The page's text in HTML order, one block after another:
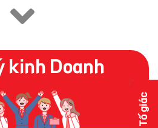
kinh Doanh
Tố giác